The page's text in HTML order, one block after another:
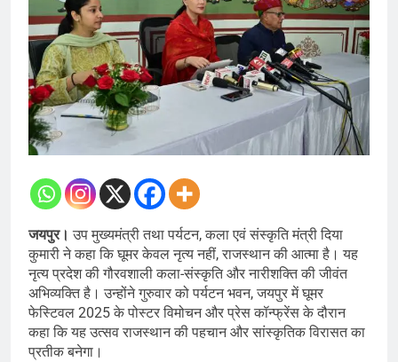
जयपुर।उप मुख्यमंत्री तथा पर्यटन, कला एवं संस्कृति मंत्री दिया
कुमारी ने कहा कि घूमर केवल नृत्य नहीं, राजस्थान की आत्मा है। यह
नृत्य प्रदेश की गौरवशाली कला-संस्कृति और नारीशक्ति की जीवंत
अभिव्यक्ति है। उन्होंने गुरुवार को पर्यटन भवन, जयपुर में घूमर
फेस्टिवल 2025 के पोस्टर विमोचन और प्रेस कॉन्फ्रेंस के दौरान
कहा कि यह उत्सव राजस्थान की पहचान और सांस्कृतिक विरासत का
प्रतीक बनेगा।